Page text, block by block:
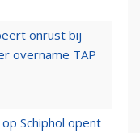
onrust bij
overname TAP
Schiphol opent